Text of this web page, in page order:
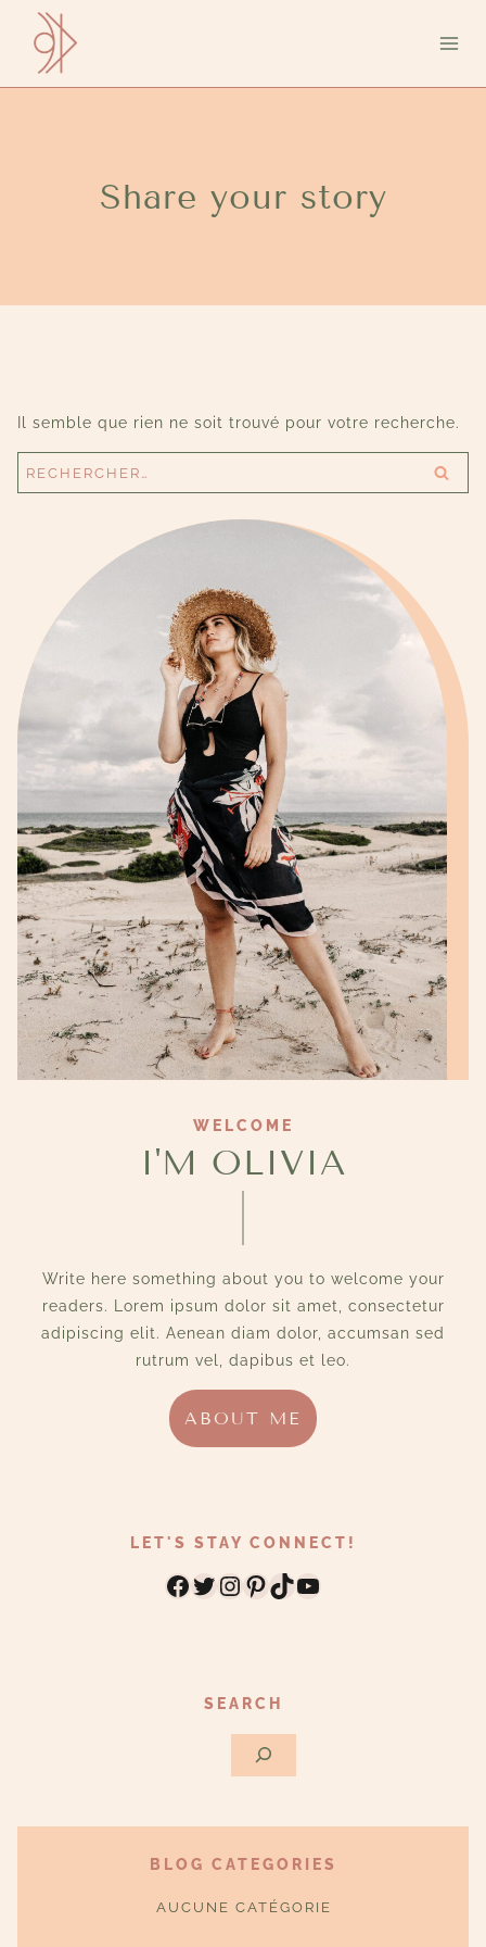
contenu
Share your story
Il semble que rien ne soit trouvé pour votre recherche.
WELCOME
I'M OLIVIA
Write here something about you to welcome your
readers. Lorem ipsum dolor sit amet, consectetur
adipiscing elit. Aenean diam dolor, accumsan sed
rutrum vel, dapibus et leo.
ABOUT ME
LET'S STAY CONNECT!
Facebook
Twitter
Instagram
Pinterest
TikTok
YouTube
SEARCH
BLOG CATEGORIES
AUCUNE CATÉGORIE